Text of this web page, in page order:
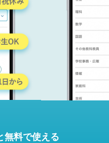
無料で使える